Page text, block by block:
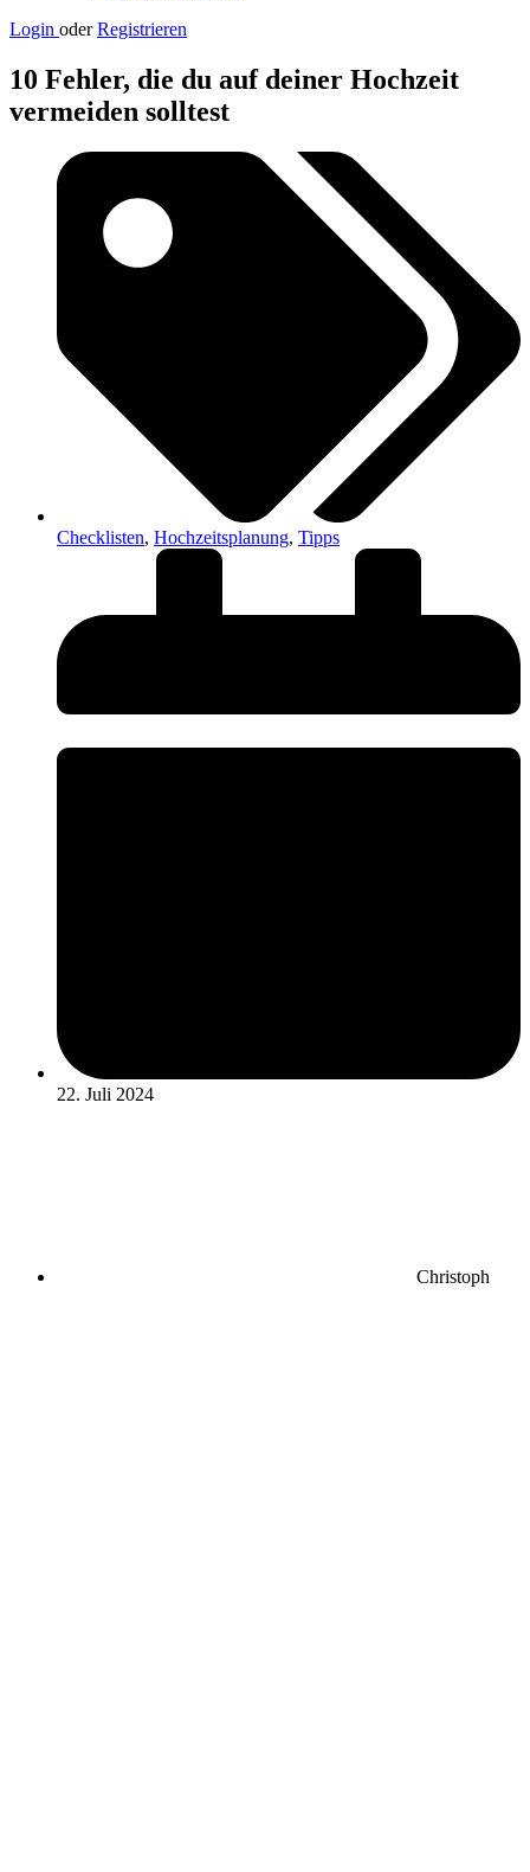
Login oder Registrieren
10 Fehler, die du auf deiner Hochzeit
vermeiden solltest
Checklisten, Hochzeitsplanung, Tipps
22. Juli 2024
Christoph